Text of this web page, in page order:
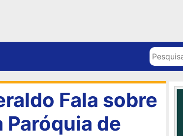
Pesquisar
Fala sobre
Paróquia de